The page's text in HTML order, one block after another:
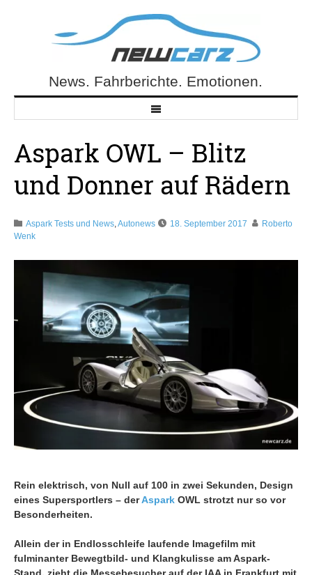
NewCarz.deNews. Fahrberichte. Emotionen.
Aspark OWL – Blitz
und Donner auf Rädern
Aspark Tests und News,Autonews 18. September 2017
Roberto
Wenk
Rein elektrisch, von Null auf 100 in zwei Sekunden, Design
eines Supersportlers – derAspark OWL strotzt nur so vor
Besonderheiten.
Allein der in Endlosschleife laufende Imagefilm mit
fulminanter Bewegtbild- und Klangkulisse am Aspark-